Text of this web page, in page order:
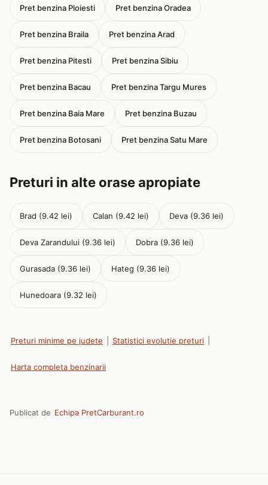
Pret benzina Ploiesti Pret benzina Oradea
Pret benzina Braila Pret benzina Arad
Pret benzina Pitesti Pret benzina Sibiu
Pret benzina Bacau Pret benzina Targu Mures
Pret benzina Baia Mare Pret benzina Buzau
Pret benzina Botosani Pret benzina Satu Mare
Preturi in alte orase apropiate
Brad (9.42 lei) Calan (9.42 lei) Deva (9.36 lei)
Deva Zarandului (9.36 lei) Dobra (9.36 lei)
Gurasada (9.36 lei) Hateg (9.36 lei)
Hunedoara (9.32 lei)
Preturi minime pe judete Statistici evolutie preturi
Harta completa benzinarii
Publicat de Echipa PretCarburant.ro